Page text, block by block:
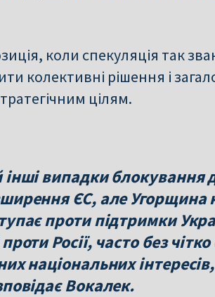
коли спекуляція так
колективні рішення і
цілям.
випадки
ЄС, але Угорщина
проти підтримки
Росії, часто без
національних
Вокалек.